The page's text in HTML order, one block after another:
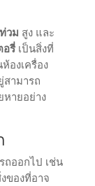
วม สูง และ
อรี่เป็นสิ่งที่
องเครื่อง
ามารถ
หายอย่าง
ออกไป เช่น
ของที่อาจ